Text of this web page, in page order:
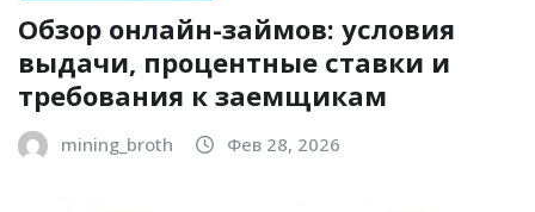
Обзор онлайн-займов: условия
выдачи, процентные ставки и
требования к заемщикам
mining_broth Фев 28, 2026